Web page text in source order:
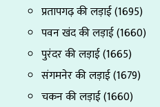
प्रतापगढ़ की लड़ाई (1695)
पवन खंद की लड़ाई (1660)
पुरंदर की लड़ाई (1665)
संगमनेर की लड़ाई (1679)
चकन की लड़ाई (1660)